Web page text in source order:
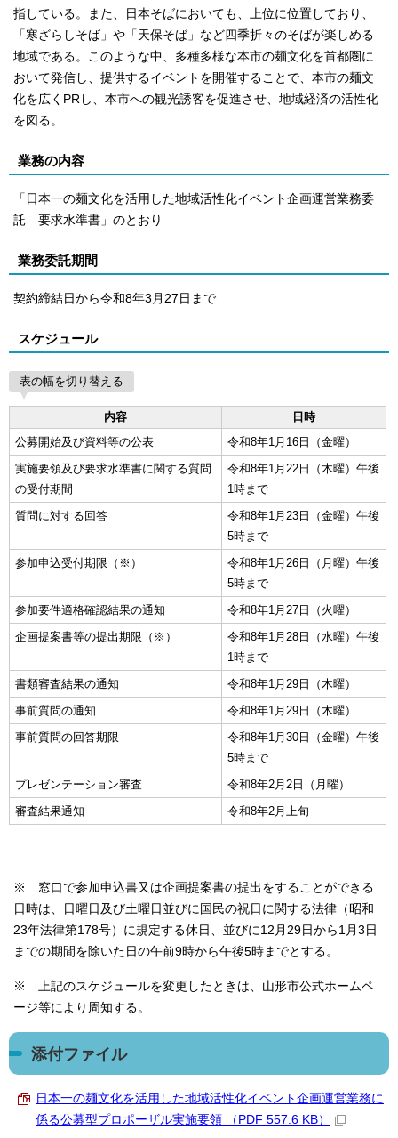
指している。また、日本そばにおいても、上位に位置しており、
「寒ざらしそば」や「天保そば」など四季折々のそばが楽しめる
地域である。このような中、多種多様な本市の麺文化を首都圏に
おいて発信し、提供するイベントを開催することで、本市の麺文
化を広くPRし、本市への観光誘客を促進させ、地域経済の活性化
を図る。
業務の内容
「日本一の麺文化を活用した地域活性化イベント企画運営業務委
託 要求水準書」のとおり
業務委託期間
契約締結日から令和8年3月27日まで
スケジュール
表の幅を切り替える
内容
日時
公募開始及び資料等の公表
令和8年1月16日（金曜）
実施要領及び要求水準書に関する質問
の受付期間
令和8年1月22日（木曜）午後
1時まで
質問に対する回答
令和8年1月23日（金曜）午後
5時まで
参加申込受付期限（※）
令和8年1月26日（月曜）午後
5時まで
参加要件適格確認結果の通知
令和8年1月27日（火曜）
企画提案書等の提出期限（※）
令和8年1月28日（水曜）午後
1時まで
書類審査結果の通知
令和8年1月29日（木曜）
事前質問の通知
令和8年1月29日（木曜）
事前質問の回答期限
令和8年1月30日（金曜）午後
5時まで
プレゼンテーション審査
令和8年2月2日（月曜）
審査結果通知
令和8年2月上旬
※ 窓口で参加申込書又は企画提案書の提出をすることができる
日時は、日曜日及び土曜日並びに国民の祝日に関する法律（昭和
23年法律第178号）に規定する休日、並びに12月29日から1月3日
までの期間を除いた日の午前9時から午後5時までとする。
※ 上記のスケジュールを変更したときは、山形市公式ホームペ
ージ等により周知する。
添付ファイル
日本一の麺文化を活用した地域活性化イベント企画運営業務に
係る公募型プロポーザル実施要領 （PDF 557.6 KB）